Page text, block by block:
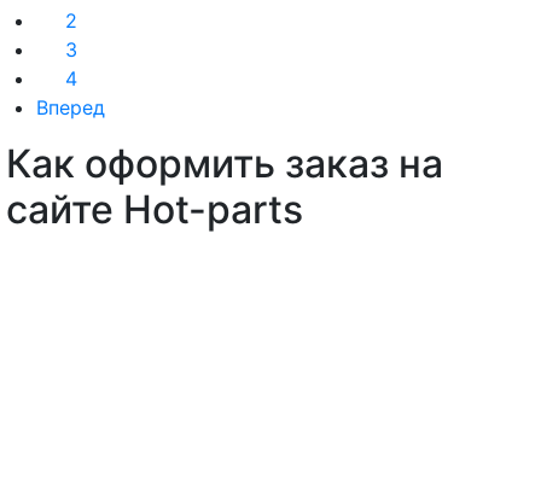
2
3
4
Вперед
Как оформить заказ на
сайте Hot-parts